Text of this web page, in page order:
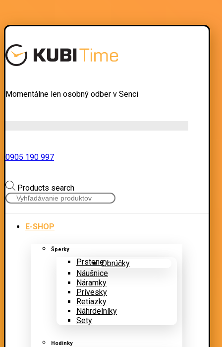
Momentálne len osobný odber v Senci
0905 190 997
Products search
E-SHOP
Šperky
PrsteneObrúčky
Náušnice
Náramky
Prívesky
Retiazky
Náhrdelníky
Sety
Hodinky